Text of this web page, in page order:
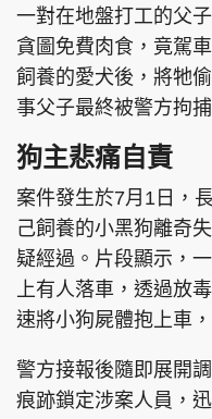
東周刊
頭條日報
親子王
一對在地盤打工的父
貪圖免費肉食，竟駕
飼養的愛犬後，將牠
事父子最終被警方拘捕
狗主悲痛自責
案件發生於7月1日，
己飼養的小黑狗離奇
疑經過。片段顯示，
上有人落車，透過放
速將小狗屍體抱上車
警方接報後隨即展開
痕跡鎖定涉案人員，